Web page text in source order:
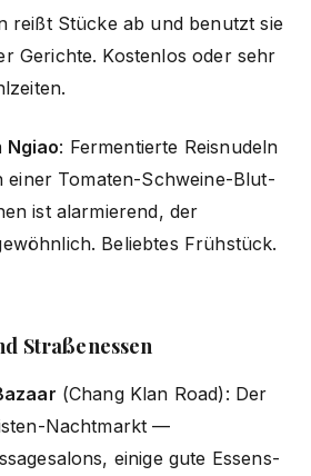
reißt Stücke ab und benutzt sie
Gerichte. Kostenlos oder sehr
Ngiao: Fermentierte Reisnudeln
einer Tomaten-Schweine-Blut-
ist alarmierend, der
Beliebtes Frühstück.
Straßenessen
(Chang Klan Road): Der
Nachtmarkt —
einige gute Essens-